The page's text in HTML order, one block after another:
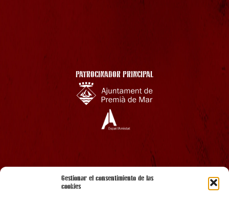
Gestionar el consentimiento de las
cookies
PATROCINADOR PRINCIPAL
AMB EL SUPORT